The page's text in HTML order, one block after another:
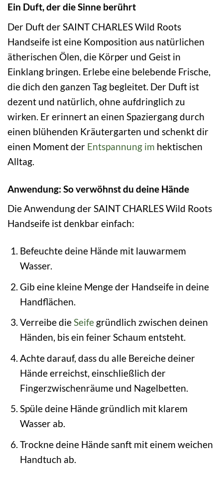
Ein Duft, der die Sinne berührt
Der Duft der SAINT CHARLES Wild Roots
Handseife ist eine Komposition aus natürlichen
ätherischen Ölen, die Körper und Geist in
Einklang bringen. Erlebe eine belebende Frische,
die dich den ganzen Tag begleitet. Der Duft ist
dezent und natürlich, ohne aufdringlich zu
wirken. Er erinnert an einen Spaziergang durch
einen blühenden Kräutergarten und schenkt dir
einen Moment der Entspannung im hektischen
Alltag.
Anwendung: So verwöhnst du deine Hände
Die Anwendung der SAINT CHARLES Wild Roots
Handseife ist denkbar einfach:
Befeuchte deine Hände mit lauwarmem
Wasser.
Gib eine kleine Menge der Handseife in deine
Handflächen.
Verreibe dieSeifegründlich zwischen deinen
Händen, bis ein feiner Schaum entsteht.
Achte darauf, dass du alle Bereiche deiner
Hände erreichst, einschließlich der
Fingerzwischenräume und Nagelbetten.
Spüle deine Hände gründlich mit klarem
Wasser ab.
Trockne deine Hände sanft mit einem weichen
Handtuch ab.